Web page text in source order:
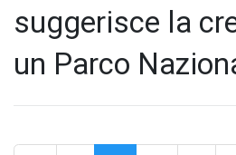
suggerisce la
un Parco